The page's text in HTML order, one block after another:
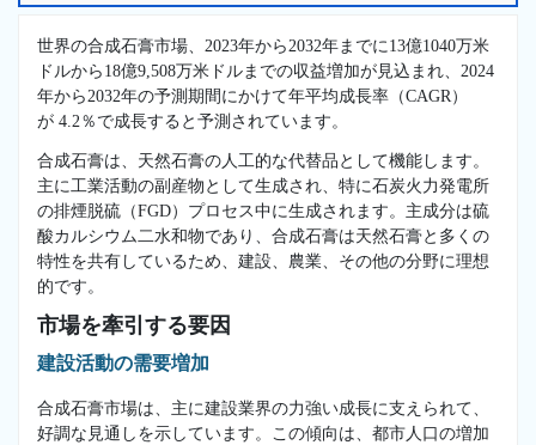
世界の合成石膏市場、2023年から2032年までに13億1040万米
ドルから18億9,508万米ドルまでの収益増加が見込まれ、2024
年から2032年の予測期間にかけて年平均成長率（CAGR）
が 4.2％で成長すると予測されています。
合成石膏は、天然石膏の人工的な代替品として機能します。
主に工業活動の副産物として生成され、特に石炭火力発電所
の排煙脱硫（FGD）プロセス中に生成されます。主成分は硫
酸カルシウム二水和物であり、合成石膏は天然石膏と多くの
特性を共有しているため、建設、農業、その他の分野に理想
的です。
市場を牽引する要因
建設活動の需要増加
合成石膏市場は、主に建設業界の力強い成長に支えられて、
好調な見通しを示しています。この傾向は、都市人口の増加